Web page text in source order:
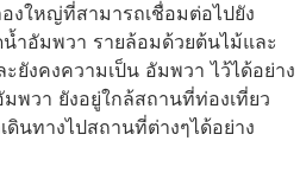
งใหญ่ที่สามารถเชื่อมต่อไปยัง
ำอัมพวา รายล้อมด้วยต้นไม้และ
ยังคงความเป็น อัมพวา ไว้ได้อย่าง
พวา ยังอยู่ใกล้สถานที่ท่องเที่ยว
นทางไปสถานที่ต่างๆได้อย่าง